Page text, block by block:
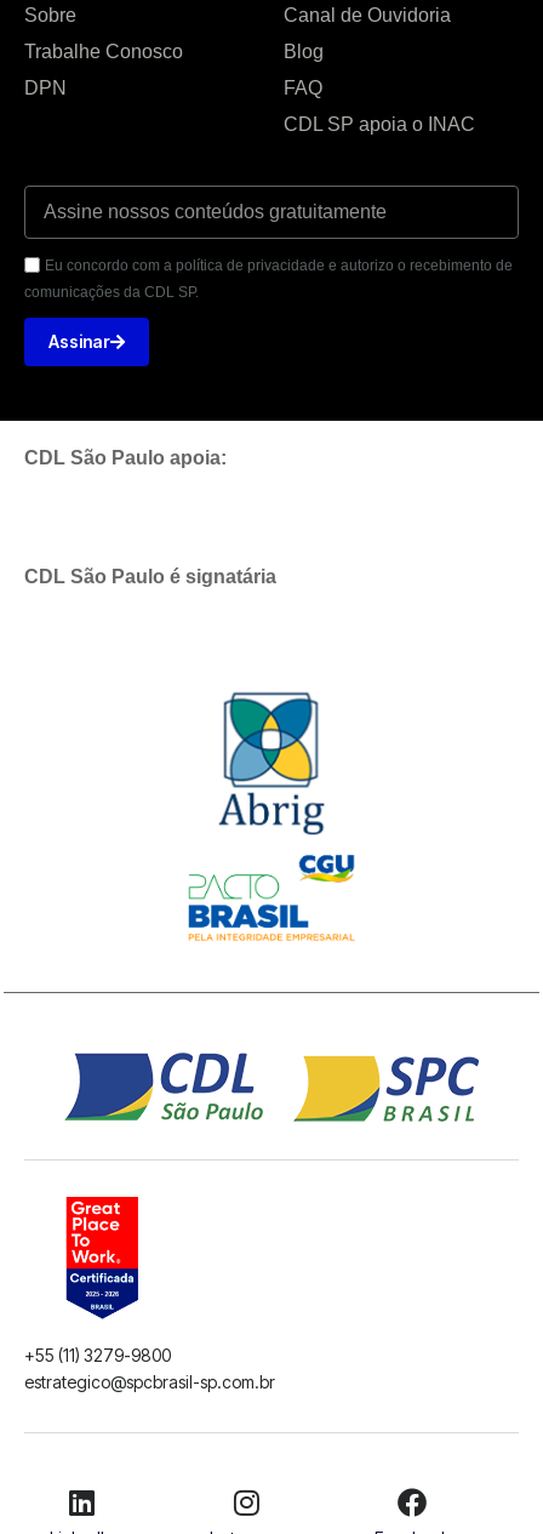
Sobre
Trabalhe Conosco
DPN
Canal de Ouvidoria
Blog
FAQ
CDL SP apoia o INAC
Eu concordo com a política de privacidade e autorizo o recebimento de
comunicações da CDL SP.
Assinar
CDL São Paulo apoia:
CDL São Paulo é signatária
+55 (11) 3279-9800
estrategico@spcbrasil-sp.com.br